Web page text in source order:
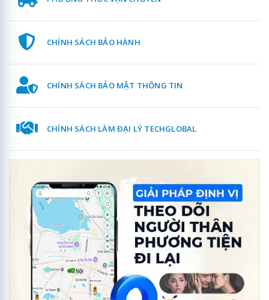
CHÍNH SÁCH BẢO HÀNH
CHÍNH SÁCH BẢO MẬT THÔNG TIN
CHÍNH SÁCH LÀM ĐẠI LÝ TECHGLOBAL